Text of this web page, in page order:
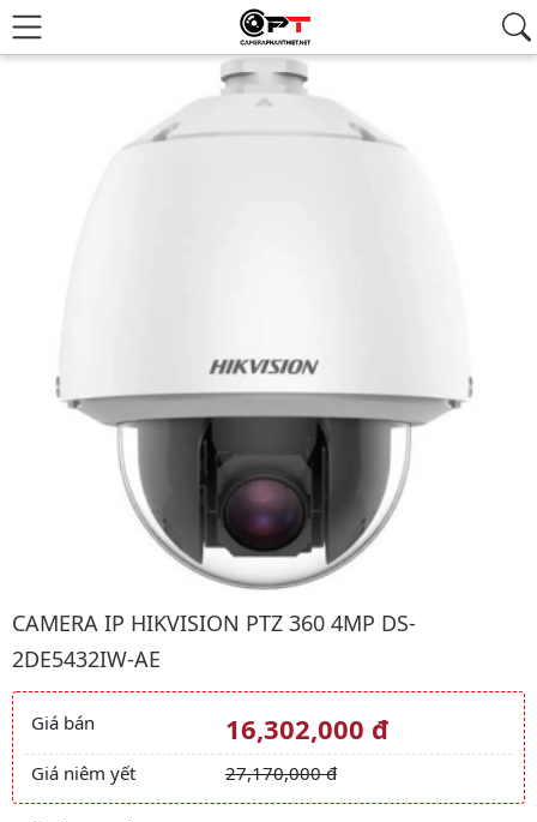
CAMERA IP HIKVISION PTZ 360 4MP DS-
2DE5432IW-AE
Giá và khuyến mãi
Giá bán 16,302,000 đ
Giá niêm yết 27,170,000 đ